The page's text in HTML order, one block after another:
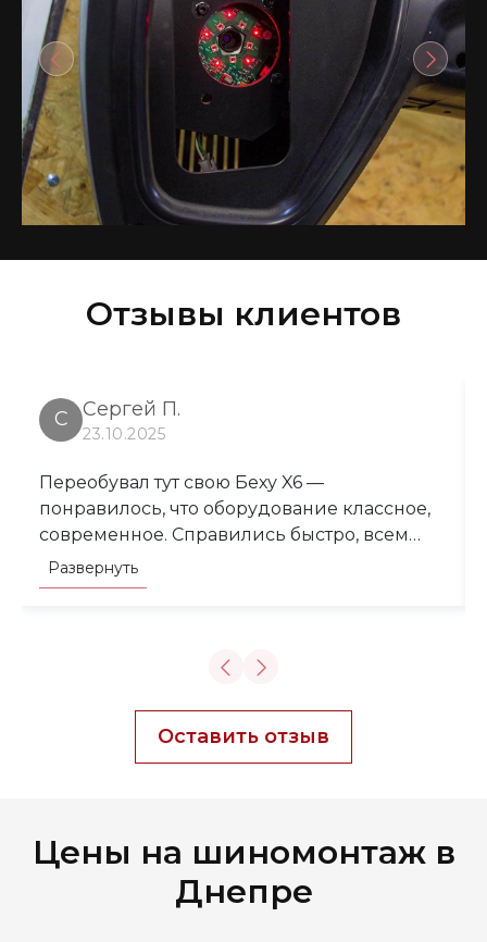
Отзывы клиентов
С Сергей П.
23.10.2025
Переобувал тут свою Беху X6 —
понравилось, что оборудование классное,
современное. Справились быстро, всем
доволен. После балансировки выехал на
трассу — на 120 км/ч руль как вкопанный,
Развернуть
Оставить отзыв
Цены на шиномонтаж в
Днепре